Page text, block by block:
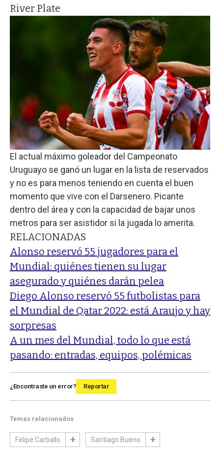
River Plate
El actual máximo goleador del Campeonato
Uruguayo se ganó un lugar en la lista de reservados
y no es para menos teniendo en cuenta el buen
momento que vive con el Darsenero. Picante
dentro del área y con la capacidad de bajar unos
metros para ser asistidor si la jugada lo amerita.
RELACIONADAS
Alonso reservó 55 jugadores para el
Mundial: quiénes tienen su lugar
asegurado y quiénes darán pelea
Diego Alonso reservó 55 futbolistas para
el Mundial de Qatar 2022: está Araujo y hay
sorpresas
A un mes del Mundial, todo lo que está
pasando: entradas, equipos, polémicas
¿Encontraste un error? Reportar
Temas relacionados
Felipe Carballo Santiago Bueno